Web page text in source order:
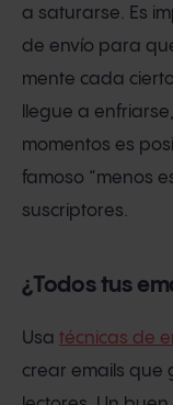
a saturarse. Es
de envío para
mente cada
llegue a
momentos es
famoso “menos
suscriptores.
¿Todos tus
Usa técnicas de
crear emails que